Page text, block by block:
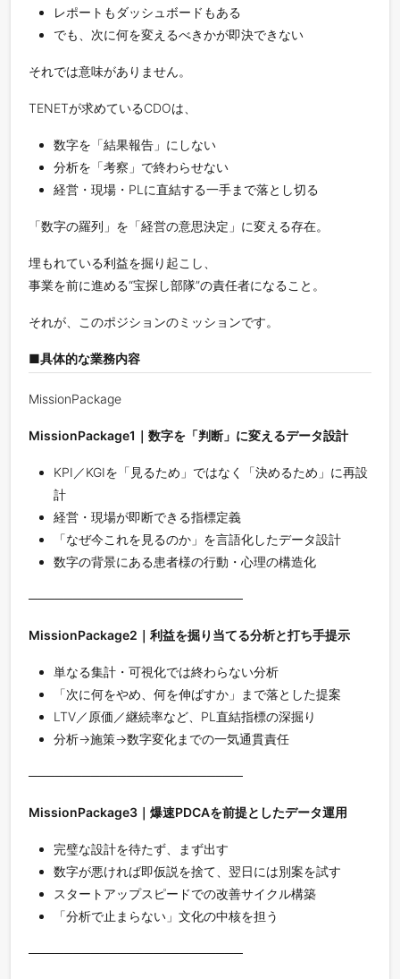
レポートもダッシュボードもある
でも、次に何を変えるべきかが即決できない
それでは意味がありません。
TENETが求めているCDOは、
数字を「結果報告」にしない
分析を「考察」で終わらせない
経営・現場・PLに直結する一手まで落とし切る
「数字の羅列」を「経営の意思決定」に変える存在。
埋もれている利益を掘り起こし、
事業を前に進める“宝探し部隊”の責任者になること。
それが、このポジションのミッションです。
■具体的な業務内容
MissionPackage
MissionPackage1｜数字を「判断」に変えるデータ設計
KPI／KGIを「見るため」ではなく「決めるため」に再設
計
経営・現場が即断できる指標定義
「なぜ今これを見るのか」を言語化したデータ設計
数字の背景にある患者様の行動・心理の構造化
────────────────────────
MissionPackage2｜利益を掘り当てる分析と打ち手提示
単なる集計・可視化では終わらない分析
「次に何をやめ、何を伸ばすか」まで落とした提案
LTV／原価／継続率など、PL直結指標の深掘り
分析→施策→数字変化までの一気通貫責任
────────────────────────
MissionPackage3｜爆速PDCAを前提としたデータ運用
完璧な設計を待たず、まず出す
数字が悪ければ即仮説を捨て、翌日には別案を試す
スタートアップスピードでの改善サイクル構築
「分析で止まらない」文化の中核を担う
────────────────────────